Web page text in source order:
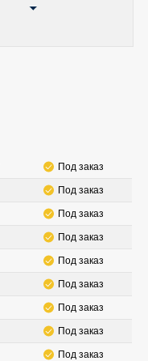
Под заказ
Под заказ
Под заказ
Под заказ
Под заказ
Под заказ
Под заказ
Под заказ
Под заказ